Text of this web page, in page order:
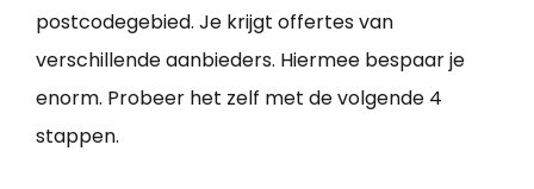
postcodegebied. Je krijgt offertes van
verschillende aanbieders. Hiermee bespaar je
enorm. Probeer het zelf met de volgende 4
stappen.